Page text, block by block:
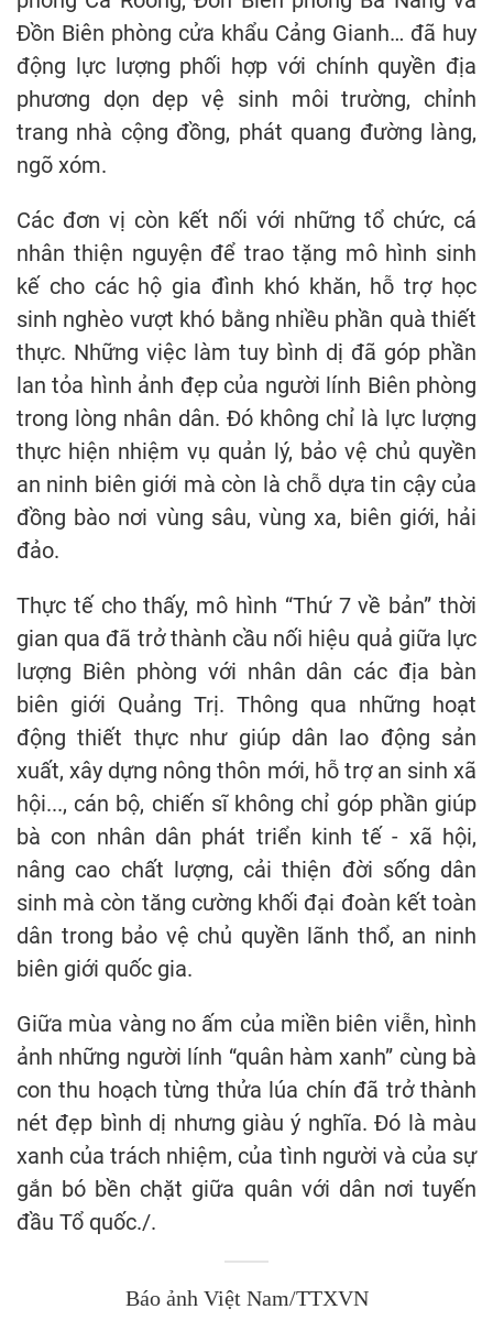
Đồn Biên phòng cửa khẩu Cảng Gianh… đã huy
động lực lượng phối hợp với chính quyền địa
phương dọn dẹp vệ sinh môi trường, chỉnh
trang nhà cộng đồng, phát quang đường làng,
ngõ xóm.
Các đơn vị còn kết nối với những tổ chức, cá
nhân thiện nguyện để trao tặng mô hình sinh
kế cho các hộ gia đình khó khăn, hỗ trợ học
sinh nghèo vượt khó bằng nhiều phần quà thiết
thực. Những việc làm tuy bình dị đã góp phần
lan tỏa hình ảnh đẹp của người lính Biên phòng
trong lòng nhân dân. Đó không chỉ là lực lượng
thực hiện nhiệm vụ quản lý, bảo vệ chủ quyền
an ninh biên giới mà còn là chỗ dựa tin cậy của
đồng bào nơi vùng sâu, vùng xa, biên giới, hải
đảo.
Thực tế cho thấy, mô hình “Thứ 7 về bản” thời
gian qua đã trở thành cầu nối hiệu quả giữa lực
lượng Biên phòng với nhân dân các địa bàn
biên giới Quảng Trị. Thông qua những hoạt
động thiết thực như giúp dân lao động sản
xuất, xây dựng nông thôn mới, hỗ trợ an sinh xã
hội..., cán bộ, chiến sĩ không chỉ góp phần giúp
bà con nhân dân phát triển kinh tế - xã hội,
nâng cao chất lượng, cải thiện đời sống dân
sinh mà còn tăng cường khối đại đoàn kết toàn
dân trong bảo vệ chủ quyền lãnh thổ, an ninh
biên giới quốc gia.
Giữa mùa vàng no ấm của miền biên viễn, hình
ảnh những người lính “quân hàm xanh” cùng bà
con thu hoạch từng thửa lúa chín đã trở thành
nét đẹp bình dị nhưng giàu ý nghĩa. Đó là màu
xanh của trách nhiệm, của tình người và của sự
gắn bó bền chặt giữa quân với dân nơi tuyến
đầu Tổ quốc./.
Báo ảnh Việt Nam/TTXVN